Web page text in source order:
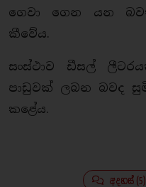
ගෙවා ගෙන යන
කීවේය.
සංස්ථාව ඩීසල්
පාඩුවක් ලබන බවද
කළේය.
අදහස්